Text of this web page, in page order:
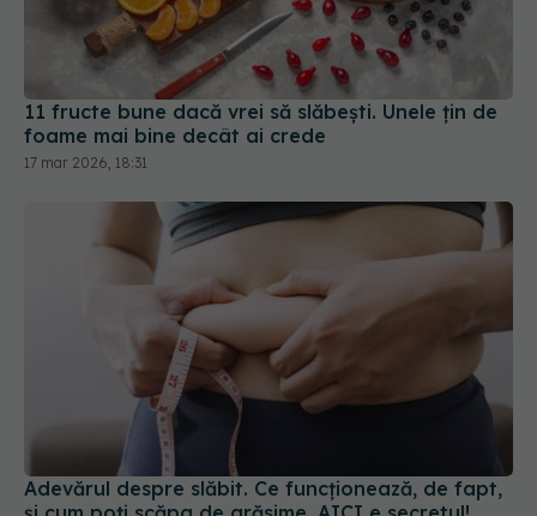
11 fructe bune dacă vrei să slăbești. Unele țin de
foame mai bine decât ai crede
17 mar 2026, 18:31
Adevărul despre slăbit. Ce funcționează, de fapt,
și cum poți scăpa de grăsime. AICI e secretul!
01 mai 2025, 17:55